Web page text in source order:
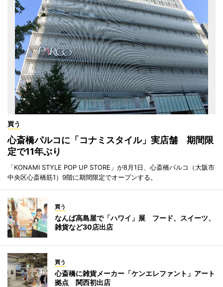
買う
心斎橋パルコに「コナミスタイル」実店舗 期間限
定で11年ぶり
「KONAMI STYLE POP UP STORE」が8月1日、心斎橋パルコ（大阪市
中央区心斎橋筋1）9階に期間限定でオープンする。
買う
なんば高島屋で「ハワイ」展 フード、スイーツ、
雑貨など30店出店
買う
心斎橋に雑貨メーカー「ケンエレファント」アート
拠点 関西初出店